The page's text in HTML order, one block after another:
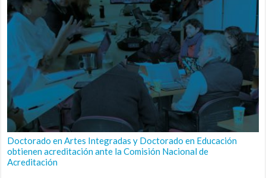
Doctorado en Artes Integradas y Doctorado en Educación
obtienen acreditación ante la Comisión Nacional de
Acreditación